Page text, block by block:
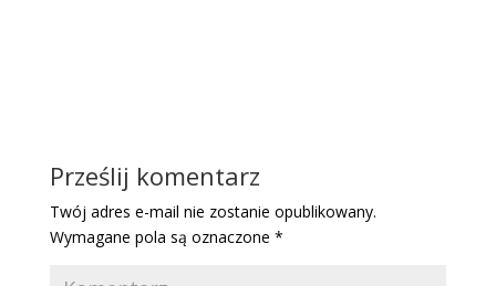
Prześlij komentarz
Twój adres e-mail nie zostanie opublikowany.
Wymagane pola są oznaczone *